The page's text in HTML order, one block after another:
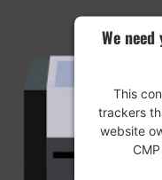
We
This
trackers
website